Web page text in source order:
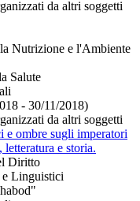
da altri soggetti
Nutrizione e l'Ambiente
Salute
- 30/11/2018)
da altri soggetti
ombre sugli imperatori
e storia.
Diritto
Linguistici